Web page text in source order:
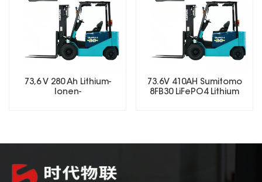
73,6 V 280 Ah Lithium-
Ionen-
73.6V 410AH Sumitomo
8FB30 LiFePO4 Lithium